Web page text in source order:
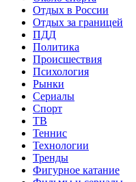
Отдых в России
Отдых за границей
ПДД
Политика
Происшествия
Психология
Рынки
Сериалы
Спорт
ТВ
Теннис
Технологии
Тренды
Фигурное катание